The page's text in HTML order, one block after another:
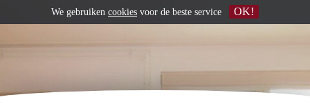
We gebruiken cookies voor de beste service OK!